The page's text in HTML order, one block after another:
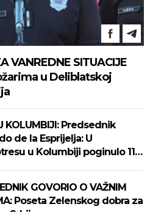
VANREDNE SITUACIJE
u Deliblatskoj
KOLUMBIJI: Predsednik
de la Esprijelja: U
u Kolumbiji poginulo 111
GOVORIO O VAŽNIM
Poseta Zelenskog dobra za